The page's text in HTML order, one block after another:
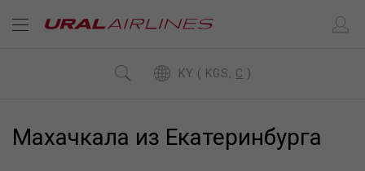
KY ( KGS, C )
Махачкала из Екатеринбурга